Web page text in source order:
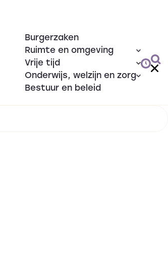
Burgerzaken
Ruimte en omgeving
Vrije tijd
Onderwijs, welzijn en zorg
Bestuur en beleid